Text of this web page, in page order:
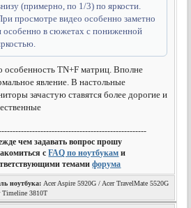
(примерно, по 1/3) по яркости.
просмотре видео особенно заметно
особенно в сюжетах с пониженной
особенность TN+F матриц. Вполне
явление. В настольные
зачастую ставятся более дорогие и
чем задавать вопрос прошу
сFAQ по ноутбукам и
темамифорума
ноутбука: Acer Aspire 5920G / Acer TravelMate 5520G
Timeline 3810T